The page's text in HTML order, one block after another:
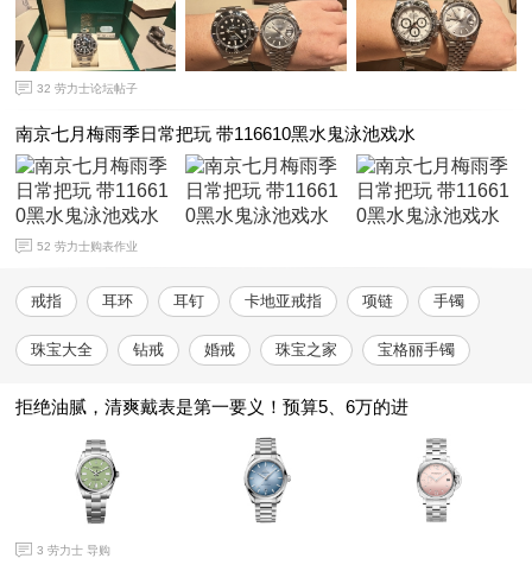
32 劳力士论坛帖子
南京七月梅雨季日常把玩 带116610黑水鬼泳池戏水
52 劳力士购表作业
戒指 耳环 耳钉 卡地亚戒指 项链 手镯
珠宝大全 钻戒 婚戒 珠宝之家 宝格丽手镯
拒绝油腻，清爽戴表是第一要义！预算5、6万的进
3 劳力士 导购